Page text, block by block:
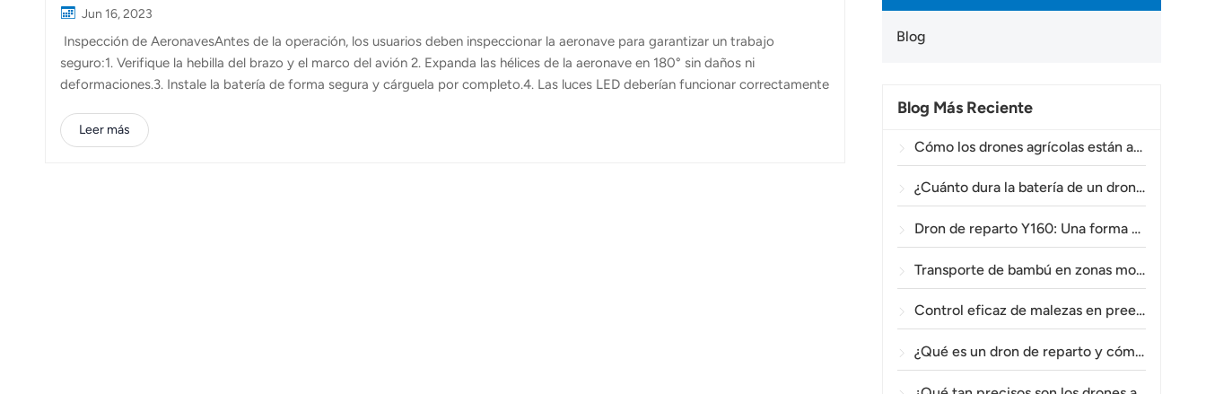
Blog
Blog Más Reciente
Cómo los drones agrícolas están ayudando a los agricultores brasileños a mejorar las operaciones de fumigación de cultivos.
¿Cuánto dura la batería de un dron agrícola?
Dron de reparto Y160: Una forma más segura y eficiente de transportar materiales para torres eléctricas en terrenos montañosos.
Transporte de bambú en zonas montañosas: Cómo el TOPXGUN Y160 abre una nueva ruta desde el bosque hasta el punto de recogida.
Control eficaz de malezas en preemergencia en trigo con el dron agrícola A80.
¿Qué es un dron de reparto y cómo funciona la entrega mediante drones?
Jun 16, 2023
Inspección de AeronavesAntes de la operación, los usuarios deben inspeccionar la aeronave para garantizar un trabajo
seguro:1. Verifique la hebilla del brazo y el marco del avión 2. Expanda las hélices de la aeronave en 180° sin daños ni
deformaciones.3. Instale la batería de forma segura y cárguela por completo.4. Las luces LED deberían funcionar correctamente
anormales.7. Conecte la aplicación a la aeronave sin informes de errores. Calibración de materiales1. Selección de
rodillosSeleccione el rodillo adecuado según los materiales utilizados en esta operación. El Dron esparcidor de semillas FP400
Leer más